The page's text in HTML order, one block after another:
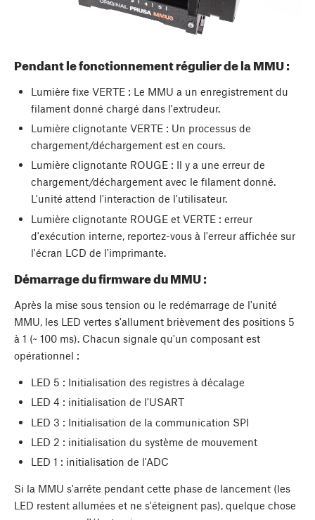
Pendant le fonctionnement régulier de la MMU :
Lumière fixe VERTE : Le MMU a un enregistrement du
filament donné chargé dans l'extrudeur.
Lumière clignotante VERTE : Un processus de
chargement/déchargement est en cours.
Lumière clignotante ROUGE : Il y a une erreur de
chargement/déchargement avec le filament donné.
L'unité attend l'interaction de l'utilisateur.
Lumière clignotante ROUGE et VERTE : erreur
d'exécution interne, reportez-vous à l'erreur affichée sur
l'écran LCD de l'imprimante.
Démarrage du firmware du MMU :
Après la mise sous tension ou le redémarrage de l'unité
MMU, les LED vertes s'allument brièvement des positions 5
à 1 (~ 100 ms). Chacun signale qu'un composant est
opérationnel :
LED 5 : Initialisation des registres à décalage
LED 4 : initialisation de l'USART
LED 3 : Initialisation de la communication SPI
LED 2 : initialisation du système de mouvement
LED 1 : initialisation de l'ADC
Si la MMU s'arrête pendant cette phase de lancement (les
LED restent allumées et ne s'éteignent pas), quelque chose